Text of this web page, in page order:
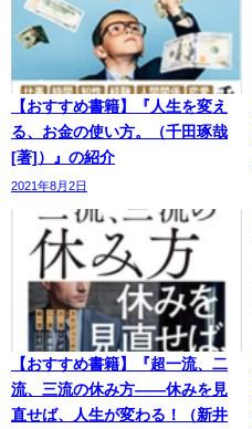
【おすすめ書籍】『人生を変え
る、お金の使い方。（千田琢哉
[著]）』の紹介
2021年8月2日
【おすすめ書籍】『超一流、二
流、三流の休み方――休みを見
直せば、人生が変わる！（新井